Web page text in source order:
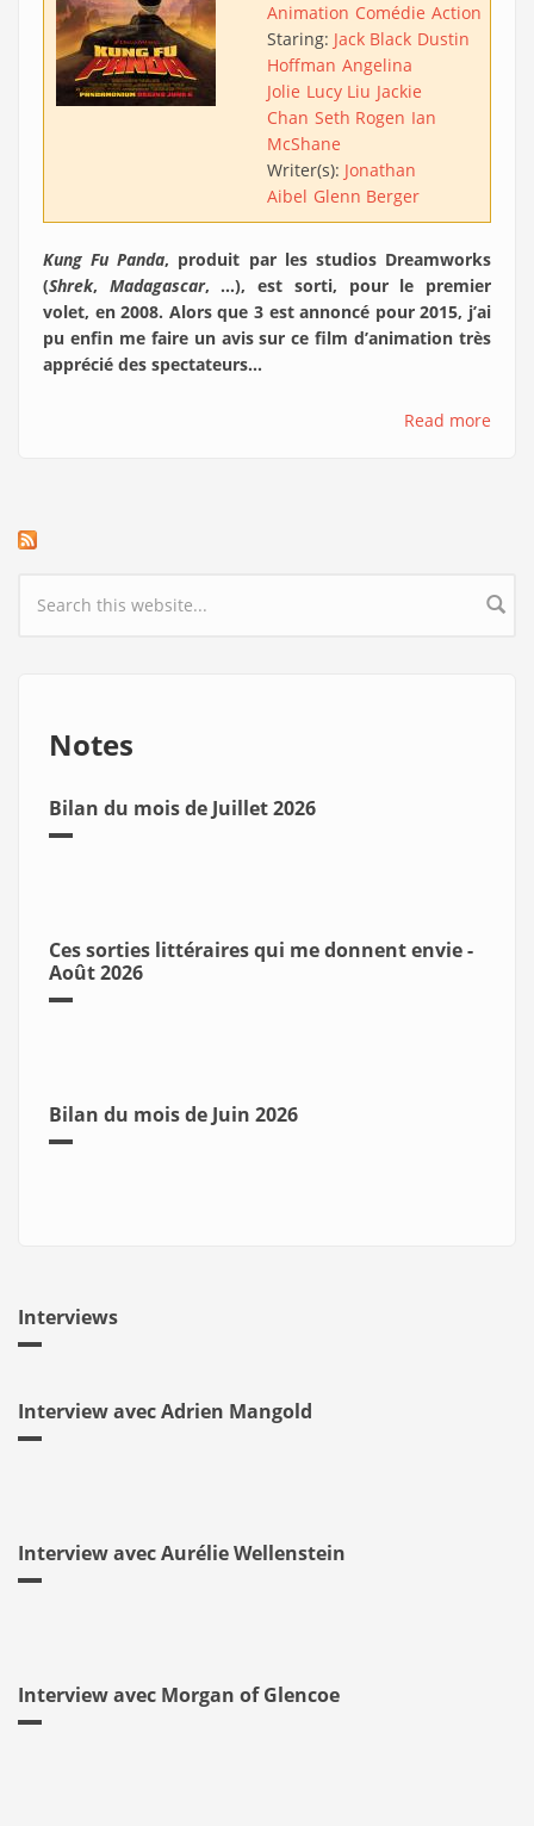
Animation Comédie Action
Staring: Jack Black Dustin
Hoffman Angelina
Jolie Lucy Liu Jackie
Chan Seth Rogen Ian
McShane
Writer(s): Jonathan
Aibel Glenn Berger
Kung Fu Panda, produit par les studios Dreamworks
(Shrek, Madagascar, …), est sorti, pour le premier
volet, en 2008. Alors que 3 est annoncé pour 2015, j’ai
pu enfin me faire un avis sur ce film d’animation très
apprécié des spectateurs…
Read more
Search form
Notes
Bilan du mois de Juillet 2026
Ces sorties littéraires qui me donnent envie -
Août 2026
Bilan du mois de Juin 2026
Interviews
Interview avec Adrien Mangold
Interview avec Aurélie Wellenstein
Interview avec Morgan of Glencoe